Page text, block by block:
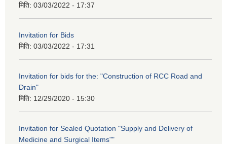
मिति: 03/03/2022 - 17:37
Invitation for Bids
मिति: 03/03/2022 - 17:31
Invitation for bids for the: "Construction of RCC Road and
Drain"
मिति: 12/29/2020 - 15:30
Invitation for Sealed Quotation "Supply and Delivery of
Medicine and Surgical Items""